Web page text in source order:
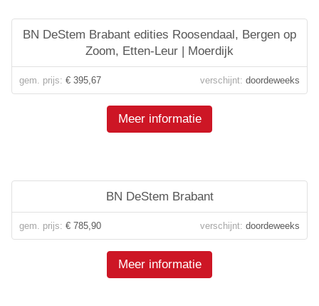
BN DeStem Brabant edities Roosendaal, Bergen op
Zoom, Etten-Leur | Moerdijk
gem. prijs: € 395,67 verschijnt: doordeweeks
Meer informatie
BN DeStem Brabant
gem. prijs: € 785,90 verschijnt: doordeweeks
Meer informatie